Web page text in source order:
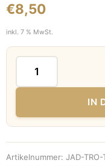
€8,50
inkl. 7 % MwSt.
IN
Artikelnummer: JAD-TRO-